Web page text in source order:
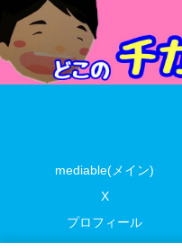
mediable(メイン)
X
プロフィール